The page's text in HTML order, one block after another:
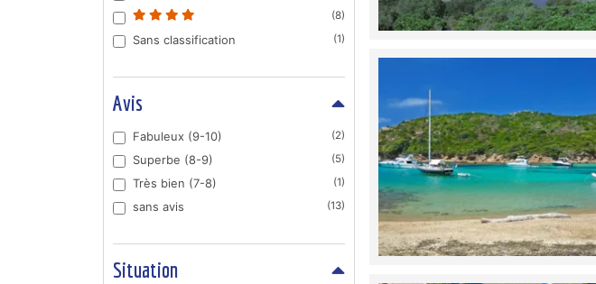
(8)
Sans classification (1)
Avis
Fabuleux (9-10) (2)
Superbe (8-9) (5)
Très bien (7-8) (1)
sans avis (13)
Situation